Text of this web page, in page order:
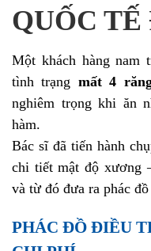
QUỐC
Một khách hàng nam
tình trạng mất 4
nghiêm trọng khi ăn
hàm.
Bác sĩ đã tiến hành
chi tiết mật độ xương
và từ đó đưa ra phác
PHÁC ĐỒ ĐIỀU